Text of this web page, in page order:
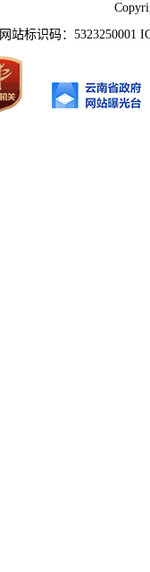
网站标识码：5323250001